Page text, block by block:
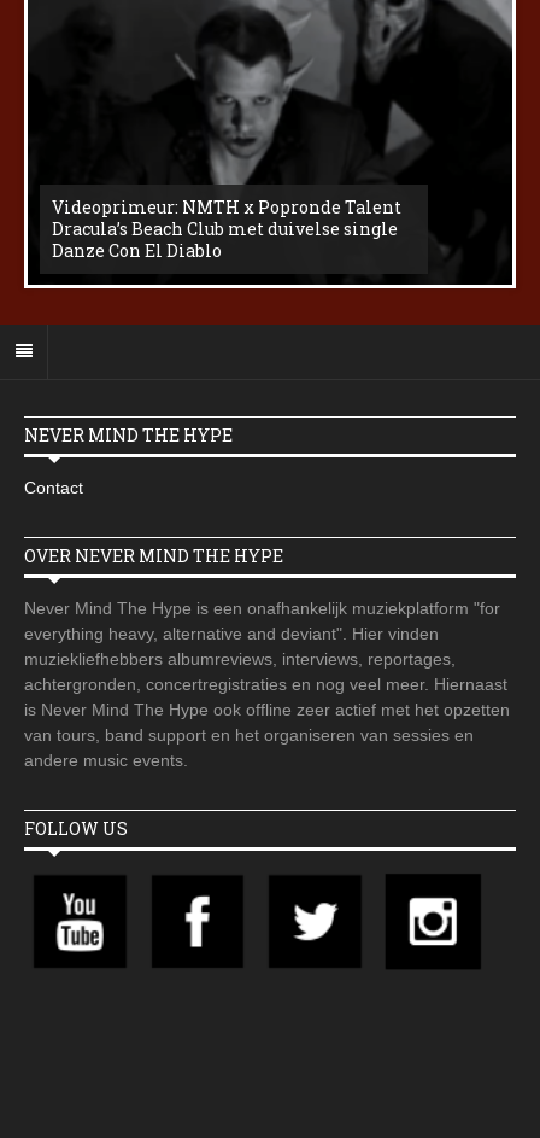
Videoprimeur: NMTH x Popronde Talent
Dracula’s Beach Club met duivelse single
Danze Con El Diablo
NEVER MIND THE HYPE
Contact
OVER NEVER MIND THE HYPE
Never Mind The Hype is een onafhankelijk muziekplatform "for
everything heavy, alternative and deviant". Hier vinden
muziekliefhebbers albumreviews, interviews, reportages,
achtergronden, concertregistraties en nog veel meer. Hiernaast
is Never Mind The Hype ook offline zeer actief met het opzetten
van tours, band support en het organiseren van sessies en
andere music events.
FOLLOW US